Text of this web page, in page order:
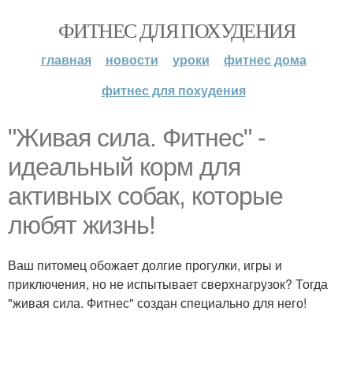
ФИТНЕС ДЛЯ ПОХУДЕНИЯ
главная новости уроки
фитнес дома
фитнес для похудения
"Живая сила. Фитнес" -
идеальный корм для
активных собак, которые
любят жизнь!
Ваш питомец обожает долгие прогулки, игры и
приключения, но не испытывает сверхнагрузок? Тогда
"живая сила. Фитнес" создан специально для него!